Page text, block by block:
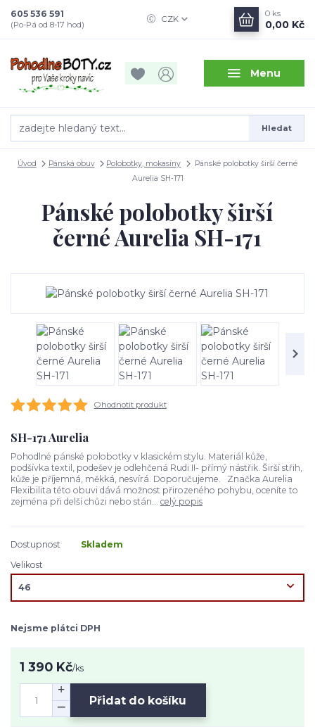
Menu
CZK
Hledat
605 536 591
(Po-Pá od 8-17 hod)
0 ks
0,00 Kč
Úvod Pánská obuv Polobotky, mokasíny
Pánské polobotky širší černé
Aurelia SH-171
Pánské polobotky širší
černé Aurelia SH-171
Ohodnotit produkt
SH-171 Aurelia
Pohodlné pánské polobotky v klasickém stylu. Materiál kůže,
podšívka textil, podešev je odlehčená Rudi II- přímý nástřik. Širší střih,
kůže je příjemná, měkká, nesvírá. Doporučujeme. Značka Aurelia
Flexibilita této obuvi dává možnost přirozeného pohybu, oceníte to
zejména při delší chůzi nebo stán... celý popis
Dostupnost
Skladem
Velikost
Nejsme plátci DPH
1 390 Kč/ks
Přidat do košíku